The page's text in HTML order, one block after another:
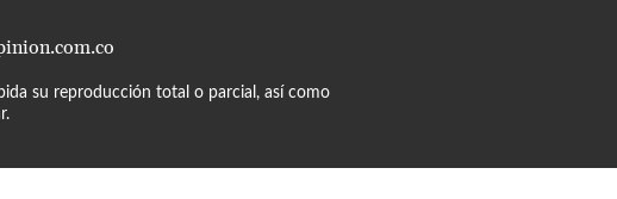
su reproducción total o parcial, así como